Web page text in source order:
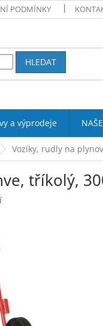
PODMÍNKY
HLEDAT
a výprodeje
Vozíky, rudly na
tříkolý,